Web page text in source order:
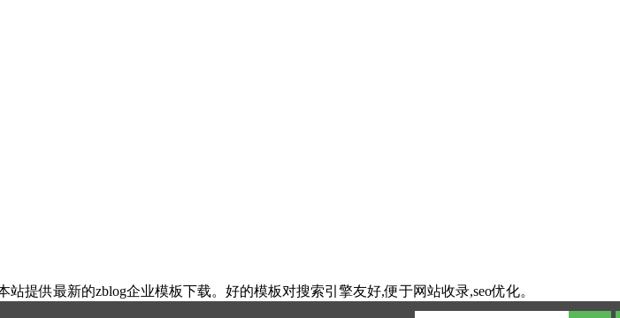
提供最新的zblog企业模板下载。好的模板对搜索引擎友好,便于网站收录,seo优化。